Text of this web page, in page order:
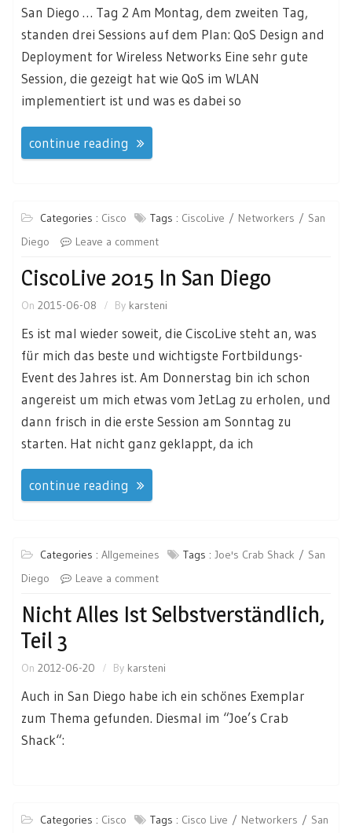
San Diego … Tag 2 Am Montag, dem zweiten Tag,
standen drei Sessions auf dem Plan: QoS Design and
Deployment for Wireless Networks Eine sehr gute
Session, die gezeigt hat wie QoS im WLAN
implementiert ist und was es dabei so
continue reading
Categories : Cisco Tags : CiscoLive Networkers
San
Diego
Leave a comment
CiscoLive 2015 In San Diego
On 2015-06-08 By karsteni
Es ist mal wieder soweit, die CiscoLive steht an, was
für mich das beste und wichtigste Fortbildungs-
Event des Jahres ist. Am Donnerstag bin ich schon
angereist um mich etwas vom JetLag zu erholen, und
dann frisch in die erste Session am Sonntag zu
starten. Hat nicht ganz geklappt, da ich
continue reading
Categories : Allgemeines Tags : Joe's Crab Shack
San
Diego
Leave a comment
Nicht Alles Ist Selbstverständlich,
Teil 3
On 2012-06-20 By karsteni
Auch in San Diego habe ich ein schönes Exemplar
zum Thema gefunden. Diesmal im “Joe’s Crab
Shack“:
Categories : Cisco Tags : Cisco Live Networkers San